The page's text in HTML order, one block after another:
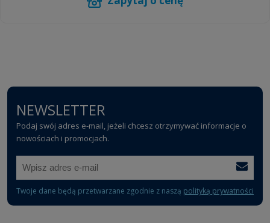
NEWSLETTER
Podaj swój adres e-mail, jeżeli chcesz otrzymywać informacje o
nowościach i promocjach.
Twoje dane będą przetwarzane zgodnie z naszą polityką prywatności